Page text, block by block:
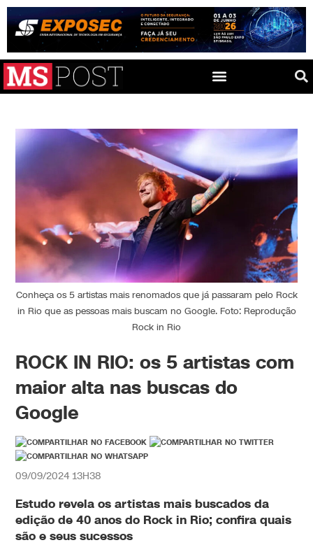
Conheça os 5 artistas mais renomados que já passaram pelo Rock
in Rio que as pessoas mais buscam no Google. Foto: Reprodução
Rock in Rio
ROCK IN RIO: os 5 artistas com
maior alta nas buscas do
Google
09/09/2024 13H38
Estudo revela os artistas mais buscados da
edição de 40 anos do Rock in Rio; confira quais
são e seus sucessos